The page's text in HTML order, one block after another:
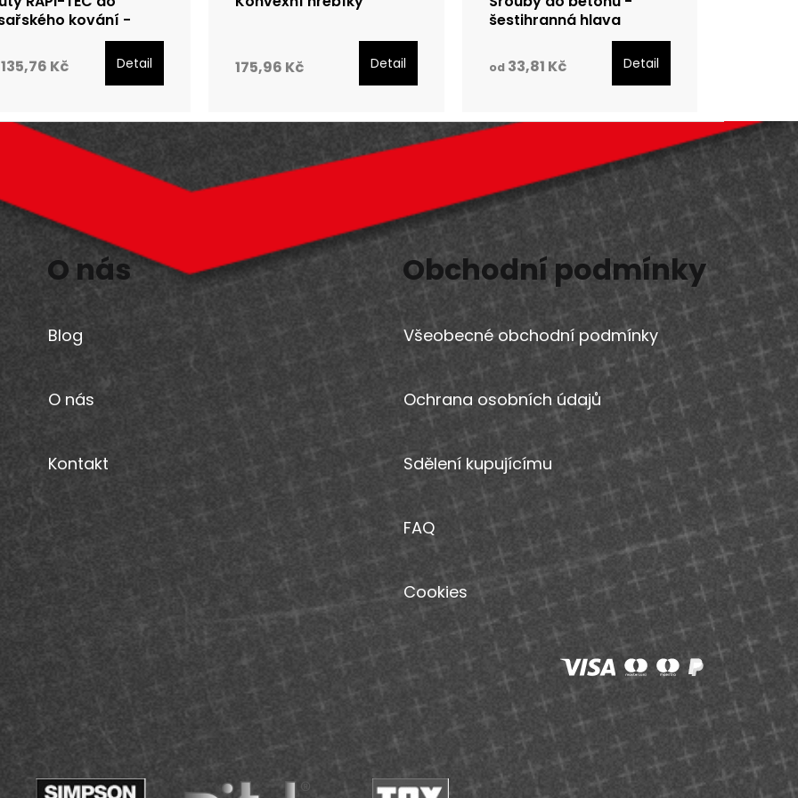
kování -
Kč Detail 175,96 Kč Detail
šestihranná hlava
od33,81 Kč Detail
O nás
Blog
O nás
Kontakt
Obchodní podmínky
Všeobecné obchodní podmínky
Ochrana osobních údajů
Sdělení kupujícímu
FAQ
Cookies